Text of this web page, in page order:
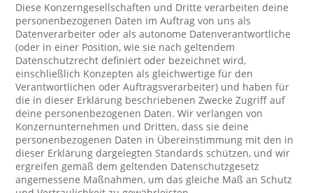
Diese Konzerngesellschaften und Dritte verarbeiten deine
personenbezogenen Daten im Auftrag von uns als
Datenverarbeiter oder als autonome Datenverantwortliche
(oder in einer Position, wie sie nach geltendem
Datenschutzrecht definiert oder bezeichnet wird,
einschließlich Konzepten als gleichwertige für den
Verantwortlichen oder Auftragsverarbeiter) und haben für
die in dieser Erklärung beschriebenen Zwecke Zugriff auf
deine personenbezogenen Daten. Wir verlangen von
Konzernunternehmen und Dritten, dass sie deine
personenbezogenen Daten in Übereinstimmung mit den in
dieser Erklärung dargelegten Standards schützen, und wir
ergreifen gemäß dem geltenden Datenschutzgesetz
angemessene Maßnahmen, um das gleiche Maß an Schutz